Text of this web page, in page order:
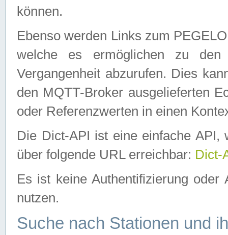
können.
Ebenso werden Links zum
welche es ermöglichen zu den
Vergangenheit abzurufen. Dies
den MQTT-Broker ausgelieferten
oder Referenzwerten in einen
Die Dict-API ist eine einfache API,
über folgende URL erreichbar: Dict-
Es ist keine Authentifizierung
nutzen.
Suche nach Stationen und